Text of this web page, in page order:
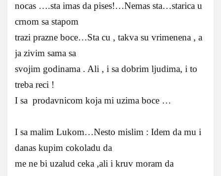
nocas ….sta imas da pises!…Nemas sta…starica u
crnom sa stapom
trazi prazne boce…Sta cu , takva su vrimenena , a
ja zivim sama sa
svojim godinama . Ali , i sa dobrim ljudima, i to
treba reci !
I sa prodavnicom koja mi uzima boce …
I sa malim Lukom…Nesto mislim : Idem da mu i
danas kupim cokoladu da
me ne bi uzalud ceka ,ali i kruv moram da